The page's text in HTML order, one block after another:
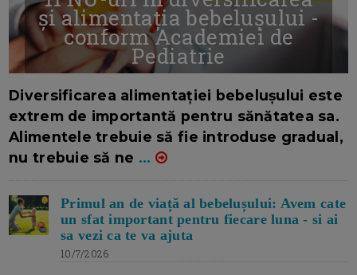
și alimentația bebelușului -
conform Academiei de
Pediatrie
Diversificarea alimentației bebelușului este
extrem de importantă pentru sănătatea sa.
Alimentele trebuie să fie introduse gradual,
nu trebuie să ne ...
Primul an de viață al bebelușului: Avem cate
un sfat important pentru fiecare luna - si ai
sa vezi ca te va ajuta
10/7/2026